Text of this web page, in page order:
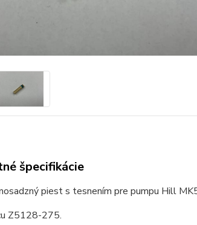
špecifikácie
piest s tesnením pre pumpu Hill
Z5128-275.